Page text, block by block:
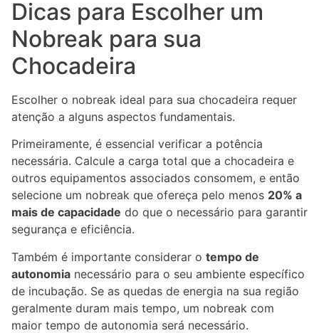
Dicas para Escolher um
Nobreak para sua
Chocadeira
Escolher o nobreak ideal para sua chocadeira requer
atenção a alguns aspectos fundamentais.
Primeiramente, é essencial verificar a potência
necessária. Calcule a carga total que a chocadeira e
outros equipamentos associados consomem, e então
selecione um nobreak que ofereça pelo menos 20% a
mais de capacidade do que o necessário para garantir
segurança e eficiência.
Também é importante considerar o tempo de
autonomia necessário para o seu ambiente específico
de incubação. Se as quedas de energia na sua região
geralmente duram mais tempo, um nobreak com
maior tempo de autonomia será necessário.